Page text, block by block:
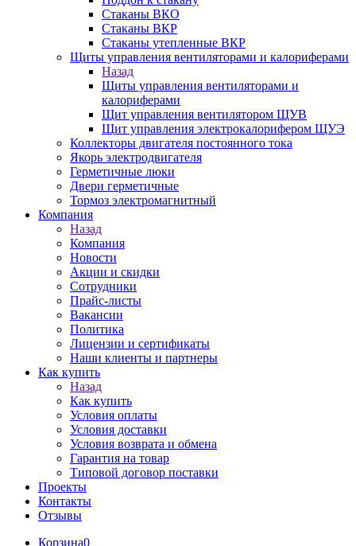
Стаканы ВКО
Стаканы ВКР
Стаканы утепленные ВКР
Щиты управления вентиляторами и калориферами
Назад
Щиты управления вентиляторами и
калориферами
Щит управления вентилятором ЩУВ
Щит управления электрокалорифером ЩУЭ
Коллекторы двигателя постоянного тока
Якорь электродвигателя
Герметичные люки
Двери герметичные
Тормоз электромагнитный
Компания
Назад
Компания
Новости
Акции и скидки
Сотрудники
Прайс-листы
Вакансии
Политика
Лицензии и сертификаты
Наши клиенты и партнеры
Как купить
Назад
Как купить
Условия оплаты
Условия доставки
Условия возврата и обмена
Гарантия на товар
Типовой договор поставки
Проекты
Контакты
Отзывы
Корзина0